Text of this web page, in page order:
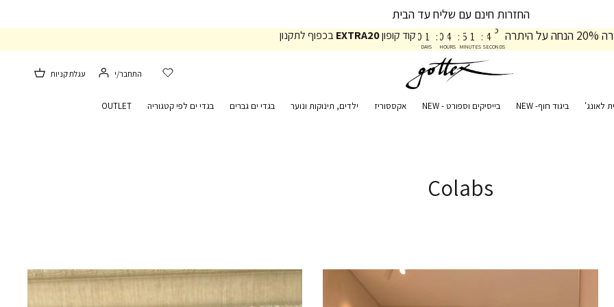
החזרות חינם עם שליח עד הבית
היתרה
1
0
DAYS
: 4
0
HOURS
: 1
5
MINUTES
:
4
4
4
SECONDS
קוד קופוןEXTRA20בכפוף לתקנון
התחבר/י עגלת קניות
לאונג' ביגוד חוף- NEW בייסיקים וספורט - NEW אקססוריז ילדים, תינוקות ונוער בגדי ים גברים בגדי ים לפי קטגוריה OUTLET
Colabs